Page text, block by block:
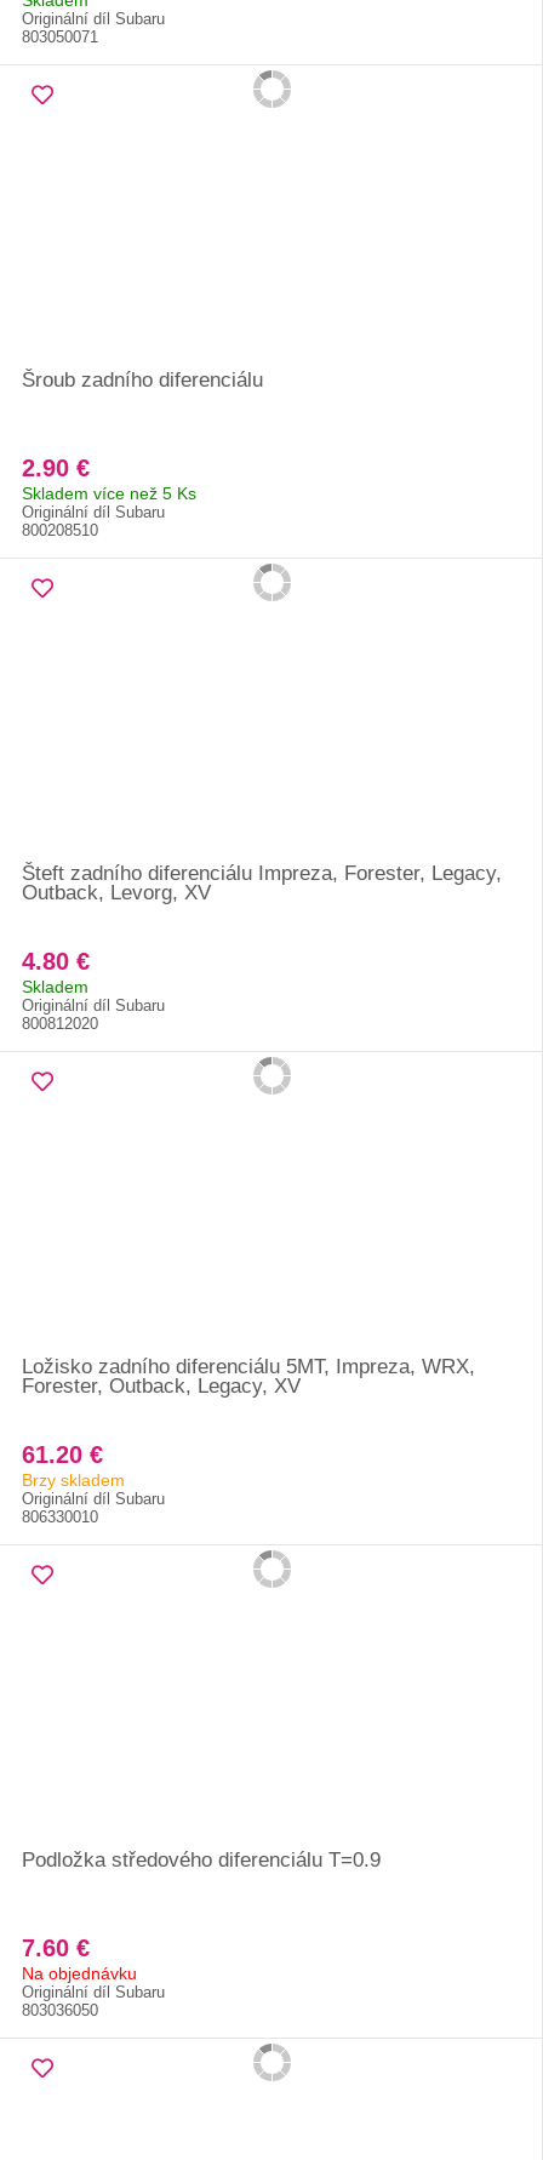
Originální díl Subaru
803050071
Šroub zadního diferenciálu
2.90 €
Skladem více než 5 Ks
Originální díl Subaru
800208510
Šteft zadního diferenciálu Impreza, Forester, Legacy,
Outback, Levorg, XV
4.80 €
Skladem
Originální díl Subaru
800812020
Ložisko zadního diferenciálu 5MT, Impreza, WRX,
Forester, Outback, Legacy, XV
61.20 €
Brzy skladem
Originální díl Subaru
806330010
Podložka středového diferenciálu T=0.9
7.60 €
Na objednávku
Originální díl Subaru
803036050